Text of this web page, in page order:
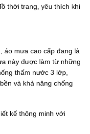
thời trang, yêu thích khi
mưa cao cấp đang là
này được làm từ những
thấm nước 3 lớp,
và khả năng chống
kế thông minh với